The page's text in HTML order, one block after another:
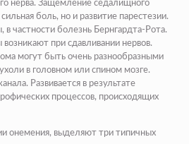
нерва. Защемление седалищного
боль, но и развитие парестезии.
в частности болезнь Бернгардта-Рота.
при сдавливании нервов.
могут быть очень разнообразными
в головном или спином мозге.
Развивается в результате
процессов, происходящих
онемения, выделяют три типичных